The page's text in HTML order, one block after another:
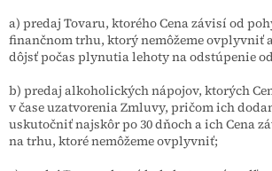
a) predaj Tovaru, ktorého Cena závisí od
finančnom trhu, ktorý nemôžeme ovplyvniť
dôjsť počas plynutia lehoty na odstúpenie
b) predaj alkoholických nápojov, ktorých
v čase uzatvorenia Zmluvy, pričom ich
uskutočniť najskôr po 30 dňoch a ich Cena
na trhu, ktoré nemôžeme ovplyvniť;